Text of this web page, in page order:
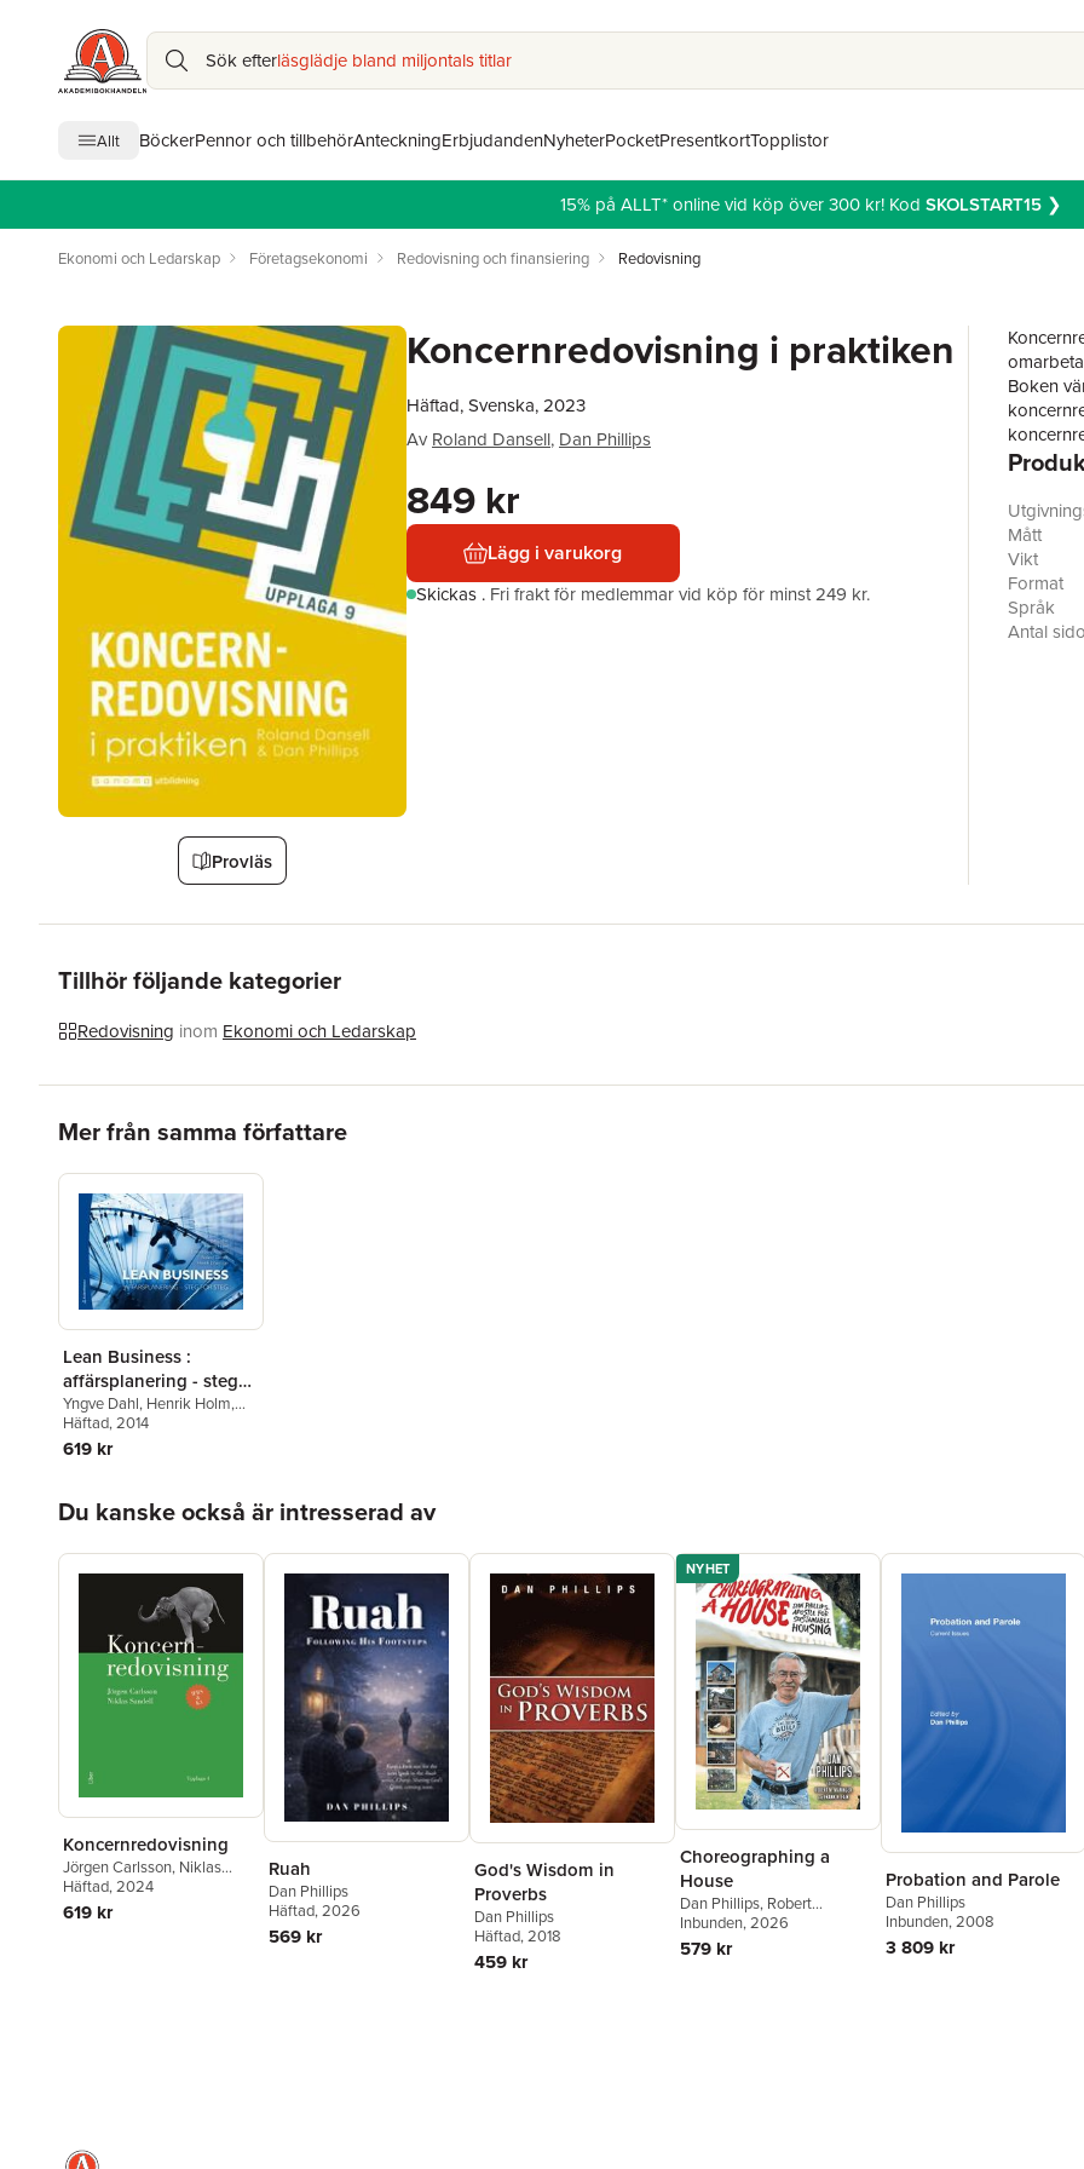
Sök efterläsglädje bland miljontals titlar
Allt BöckerPennor och tillbehörAnteckningErbjudandenNyheterPocketPresentkortTopplistor
15% på ALLT* online vid köp över 300 kr! Kod SKOLSTART15❯
Ekonomi och Ledarskap Företagsekonomi Redovisning och finansiering Redovisning
Provläs
Koncernredovisning i praktiken
Häftad, Svenska, 2023
Av Roland Dansell, Dan Phillips
849 kr
Lägg i varukorg
Skickas . Fri frakt för medlemmar vid köp för minst 249 kr.
Boken
Mått
Vikt
Format
Språk
Antal
Tillhör följande kategorier
Redovisning inom Ekonomi och Ledarskap
Mer från samma författare
Lean Business :
affärsplanering - steg
för steg
Yngve Dahl, Henrik Holm,
Erlend Bang Abelsen
Dansell
Häftad, 2014
619 kr
Du kanske också är intresserad av
Koncernredovisning
Jörgen Carlsson, Niklas
Sandell
Häftad, 2024
619 kr
Ruah
Dan Phillips
Häftad, 2026
569 kr
God's Wisdom in
Proverbs
Dan Phillips
Häftad, 2018
459 kr
NYHET
Choreographing a
House
Dan Phillips, Robert
Maninger,Frank Fair
Inbunden, 2026
579 kr
Probation and Parole
Dan Phillips
Inbunden, 2008
3 809 kr